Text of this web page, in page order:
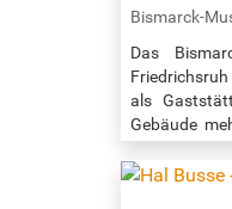
Bismarck-
Das
als
Gebäude
auch das